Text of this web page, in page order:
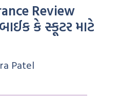
Review
કે સ્કૂટર માટે
Patel